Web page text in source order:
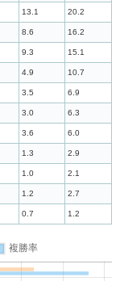
13.1 20.2
8.6 16.2
9.3 15.1
4.9 10.7
3.5 6.9
3.0 6.3
3.6 6.0
1.3 2.9
1.0 2.1
1.2 2.7
0.7 1.2